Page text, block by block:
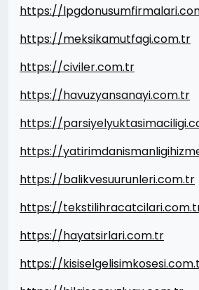
https://
https://meksikamutfagi.com.tr
https://civiler.com.tr
https://havuzyansanayi.com.tr
https://
https://
https://balikvesuurunleri.com.tr
https://
https://hayatsirlari.com.tr
https://